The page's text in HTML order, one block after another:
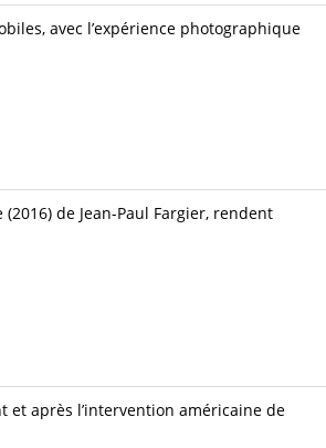
avec l’expérience photographique
de Jean-Paul Fargier, rendent
et après l’intervention américaine de